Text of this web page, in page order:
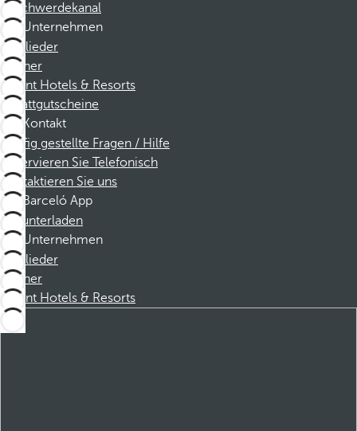
Beschwerdekanal
Unternehmen
Mitglieder
Partner
Dorint Hotels & Resorts
Rabattgutscheine
Kontakt
Häufig gestellte Fragen / Hilfe
Reservieren Sie Telefonisch
Kontaktieren Sie uns
Barceló App
Herunterladen
Unternehmen
Mitglieder
Partner
Dorint Hotels & Resorts